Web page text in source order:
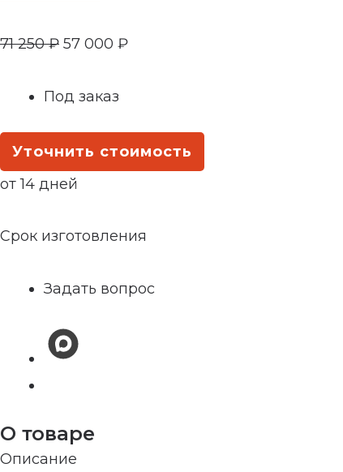
71 250₽ 57 000 ₽
Под заказ
Уточнить стоимость
от 14 дней
Срок изготовления
Задать вопрос
О товаре
Описание